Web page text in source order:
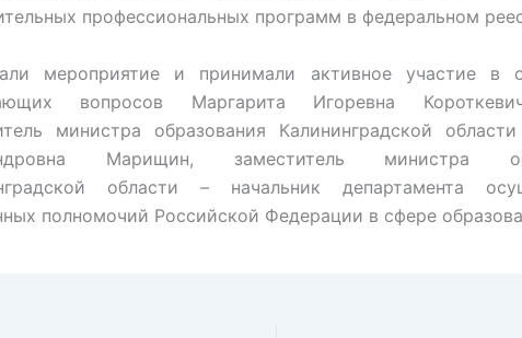
профессиональных программ в федеральном
мероприятие и принимали активное участие в
вопросов Маргарита Игоревна
министра образования Калининградской
Марищин, заместитель министра
области – начальник департамента
полномочий Российской Федерации в сфере